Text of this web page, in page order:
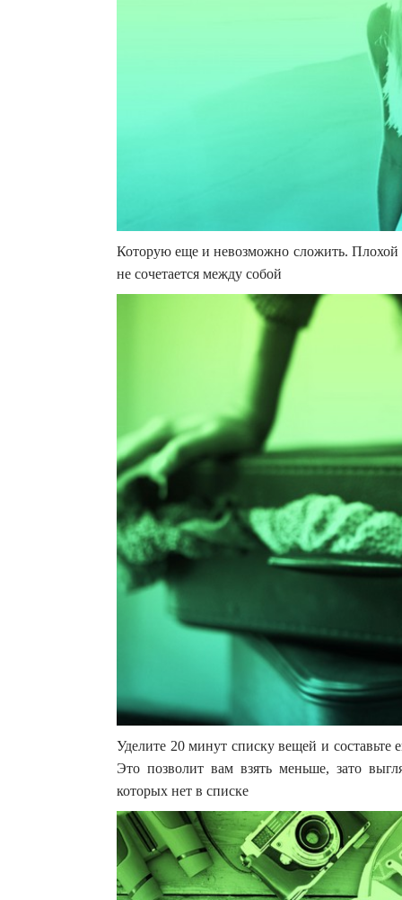
Которую еще и невозможно сложить.
не сочетается между собой
Уделите 20 минут списку вещей и составьте
Это позволит вам взять меньше, зато
которых нет в списке